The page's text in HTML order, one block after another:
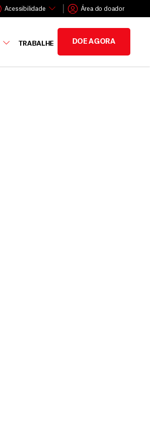
Acessibilidade Área do doador
TRABALHE DOE AGORA